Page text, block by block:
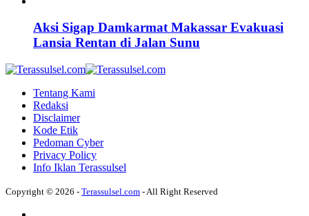
Aksi Sigap Damkarmat Makassar Evakuasi
Lansia Rentan di Jalan Sunu
Tentang Kami
Redaksi
Disclaimer
Kode Etik
Pedoman Cyber
Privacy Policy
Info Iklan Terassulsel
Copyright © 2026 - Terassulsel.com - All Right Reserved